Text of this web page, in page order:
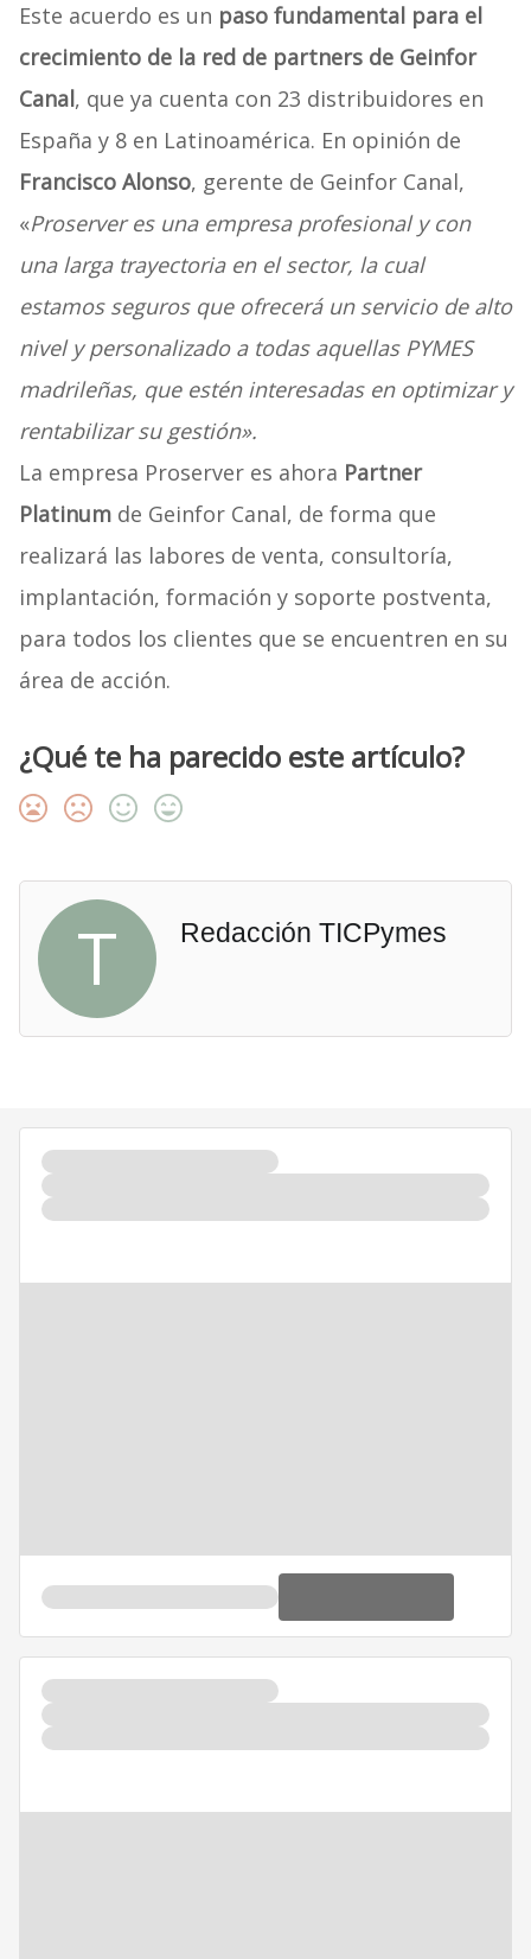
Este acuerdo es un paso fundamental para el
crecimiento de la red de partners de Geinfor
Canal, que ya cuenta con 23 distribuidores en
España y 8 en Latinoamérica. En opinión de
Francisco Alonso, gerente de Geinfor Canal,
«Proserver es una empresa profesional y con
una larga trayectoria en el sector, la cual
estamos seguros que ofrecerá un servicio de alto
nivel y personalizado a todas aquellas PYMES
madrileñas, que estén interesadas en optimizar y
rentabilizar su gestión».
La empresa Proserver es ahora Partner
Platinumde Geinfor Canal, de forma que
realizará las labores de venta, consultoría,
implantación, formación y soporte postventa,
para todos los clientes que se encuentren en su
área de acción.
¿Qué te ha parecido este artículo?
T Redacción TICPymes